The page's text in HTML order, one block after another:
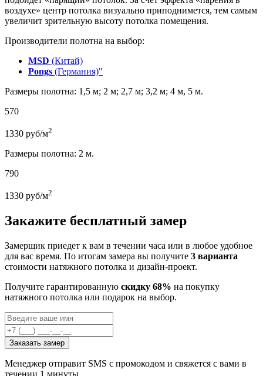
воздухе» центр потолка визуально приподнимется, тем самым
увеличит зрительную высоту потолка помещения.
Производители полотна на выбор:
MSD (Китай)
Pongs (Германия)"
Размеры полотна: 1,5 м; 2 м; 2,7 м; 3,2 м; 4 м, 5 м.
570
1330 руб/м2
Размеры полотна: 2 м.
790
1330 руб/м2
Закажите бесплатный замер
Замерщик приедет к вам в течении часа или в любое удобное
для вас время. По итогам замера вы получите 3 варианта
стоимости натяжного потолка и дизайн-проект.
Получите гарантированную скидку 68% на покупку
натяжного потолка или подарок на выбор.
Заказать замер
Менеджер отправит SMS с промокодом и свяжется с вами в